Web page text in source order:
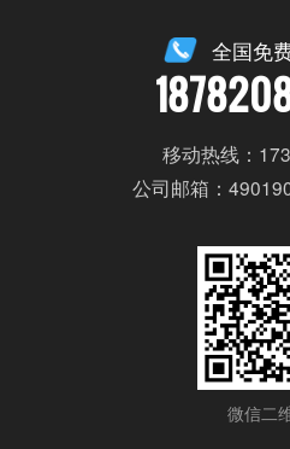
全国免
移动热线：
公司邮箱：
微信二